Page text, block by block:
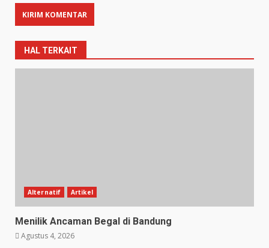
HAL TERKAIT
Alternatif Artikel
Menilik Ancaman Begal di Bandung
Agustus 4, 2026